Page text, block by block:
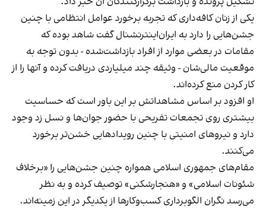
یکی از زنان کافه‌داری که تجربه برخورد عوامل انتظامی با چنین
جشن‌هایی را دارد به ایران‌اینترنشنال گفت شاهد بوده که
مقامات در بعضی موارد از افراد بازداشت‌‌شده - بدون توجه به
موقعیت مالی‌شان - وثیقه چند میلیاردی دریافت کرده و آنها را از
کار کردن منع کرده‌اند.
او افزود بر اساس مشاهداتش بر این باور است که حساسیت
بیشتری روی تجمعات تفریحی با حضور جوان‌ها و نسل زد وجود
دارد و نیروهای امنیتی با چنین رویدادهایی خشن‌تر برخورد
می‌کنند.
مقام‌های جمهوری اسلامی همواره چنین جشن‌هایی را «برخلاف
شئونات اسلامی» و «هنجارشکنی» توصیف کرده و به نظر
می‌رسد نگران الگوبرداری کسب‌وکارها از یکدیگر در این زمینه‌اند.